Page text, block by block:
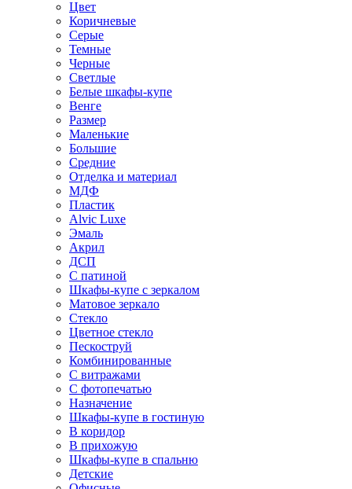
Цвет
Коричневые
Серые
Темные
Черные
Светлые
Белые шкафы-купе
Венге
Размер
Маленькие
Большие
Средние
Отделка и материал
МДФ
Пластик
Alvic Luxe
Эмаль
Акрил
ДСП
С патиной
Шкафы-купе с зеркалом
Матовое зеркало
Стекло
Цветное стекло
Пескоструй
Комбинированные
С витражами
С фотопечатью
Назначение
Шкафы-купе в гостиную
В коридор
В прихожую
Шкафы-купе в спальню
Детские